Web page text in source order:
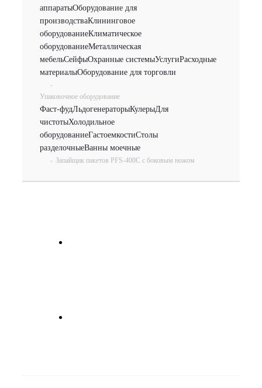
аппаратыОборудование для
производстваКлининговое
оборудованиеКлиматическое
оборудованиеМеталлическая
мебельСейфыОхранные системыУслугиРасходные
материалыОборудование для торговли
-
Упаковочное оборудование
Фаст-фудЛьдогенераторыКулерыДля
чистотыХолодильное
оборудованиеГастоемкостиСтолы
разделочныеВанны моечные
- Запайщик пакетов PFS-400С с боковым ножом